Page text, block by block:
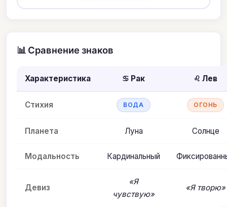
📊 Сравнение знаков
Характеристика ♋ Рак ♌ Лев
Стихия ВОДА ОГОНЬ
Планета Луна Солнце
Модальность Кардинальный
Девиз
«Я
чувствую»
«Я творю»